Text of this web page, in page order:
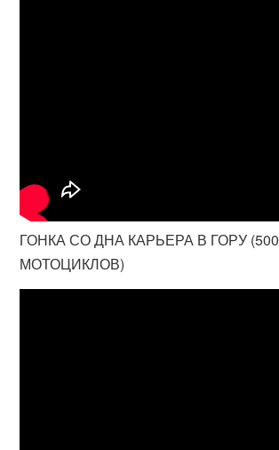
ГОНКА СО ДНА КАРЬЕРА В ГОРУ (500
МОТОЦИКЛОВ)